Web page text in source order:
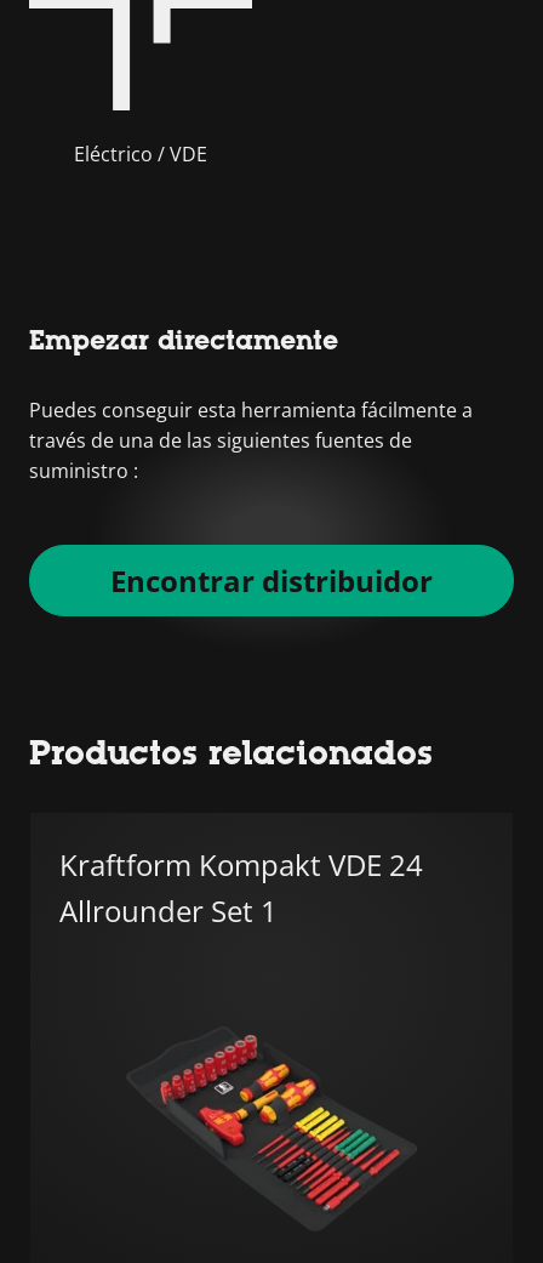
Eléctrico / VDE
Empezar directamente
Puedes conseguir esta herramienta fácilmente a
través de una de las siguientes fuentes de
suministro :
Encontrar distribuidor
Productos relacionados
Kraftform Kompakt VDE 24
Allrounder Set 1